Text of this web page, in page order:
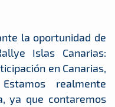
la oportunidad de
Islas Canarias:
en Canarias,
realmente
ya que contaremos